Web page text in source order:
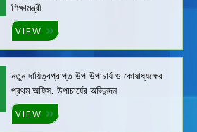
শিক্ষামন্ত্রী
VIEW
নতুন দায়িত্বপ্রাপ্ত উপ-উপাচার্য ও কোষাধ্যক্ষের
প্রথম অফিস, উপাচার্যের অভিনন্দন
VIEW